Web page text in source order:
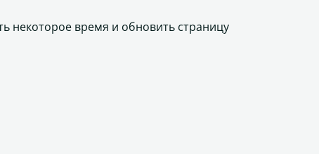
некоторое время и обновить страницу